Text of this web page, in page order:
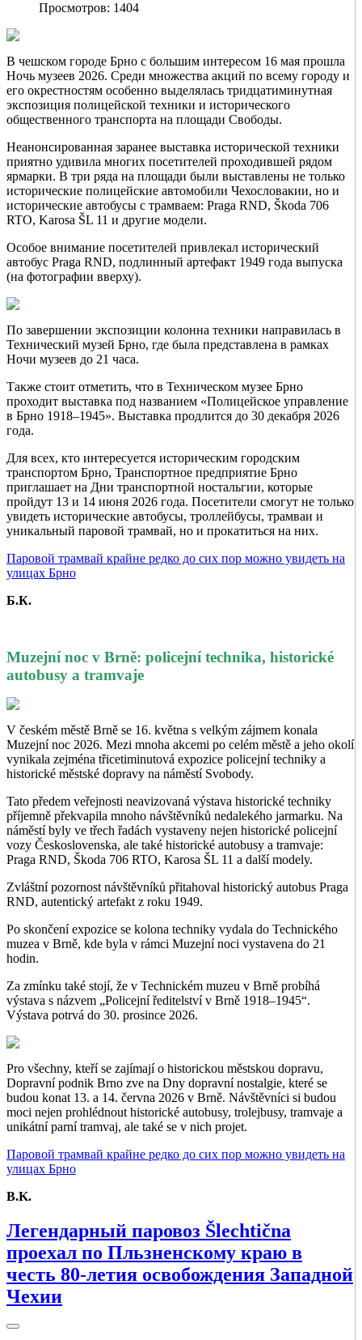
Просмотров: 1404
В чешском городе Брно с большим интересом 16 мая прошла
Ночь музеев 2026. Среди множества акций по всему городу и
его окрестностям особенно выделялась тридцатиминутная
экспозиция полицейской техники и исторического
общественного транспорта на площади Свободы.
Неанонсированная заранее выставка исторической техники
приятно удивила многих посетителей проходившей рядом
ярмарки. В три ряда на площади были выставлены не только
исторические полицейские автомобили Чехословакии, но и
исторические автобусы с трамваем: Praga RND, Škoda 706
RTO, Karosa ŠL 11 и другие модели.
Особое внимание посетителей привлекал исторический
автобус Praga RND, подлинный артефакт 1949 года выпуска
(на фотографии вверху).
По завершении экспозиции колонна техники направилась в
Технический музей Брно, где была представлена в рамках
Ночи музеев до 21 часа.
Также стоит отметить, что в Техническом музее Брно
проходит выставка под названием «Полицейское управление
в Брно 1918–1945». Выставка продлится до 30 декабря 2026
года.
Для всех, кто интересуется историческим городским
транспортом Брно, Транспортное предприятие Брно
приглашает на Дни транспортной ностальгии, которые
пройдут 13 и 14 июня 2026 года. Посетители смогут не только
увидеть исторические автобусы, троллейбусы, трамваи и
уникальный паровой трамвай, но и прокатиться на них.
Паровой трамвай крайне редко до сих пор можно увидеть на
улицах Брно
Б.К.
Muzejní noc v Brně: policejní technika, historické
autobusy a tramvaje
V českém městě Brně se 16. května s velkým zájmem konala
Muzejní noc 2026. Mezi mnoha akcemi po celém městě a jeho okolí
vynikala zejména třicetiminutová expozice policejní techniky a
historické městské dopravy na náměstí Svobody.
Tato předem veřejnosti neavizovaná výstava historické techniky
příjemně překvapila mnoho návštěvníků nedalekého jarmarku. Na
náměstí byly ve třech řadách vystaveny nejen historické policejní
vozy Československa, ale také historické autobusy a tramvaje:
Praga RND, Škoda 706 RTO, Karosa ŠL 11 a další modely.
Zvláštní pozornost návštěvníků přitahoval historický autobus Praga
RND, autentický artefakt z roku 1949.
Po skončení expozice se kolona techniky vydala do Technického
muzea v Brně, kde byla v rámci Muzejní noci vystavena do 21
hodin.
Za zmínku také stojí, že v Technickém muzeu v Brně probíhá
výstava s názvem „Policejní ředitelství v Brně 1918–1945“.
Výstava potrvá do 30. prosince 2026.
Pro všechny, kteří se zajímají o historickou městskou dopravu,
Dopravní podnik Brno zve na Dny dopravní nostalgie, které se
budou konat 13. a 14. června 2026 v Brně. Návštěvníci si budou
moci nejen prohlédnout historické autobusy, trolejbusy, tramvaje a
unikátní parní tramvaj, ale také se v nich projet.
Паровой трамвай крайне редко до сих пор можно увидеть на
улицах Брно
B.K.
Легендарный паровоз Šlechtična
проехал по Пльзненскому краю в
честь 80-летия освобождения Западной
Чехии